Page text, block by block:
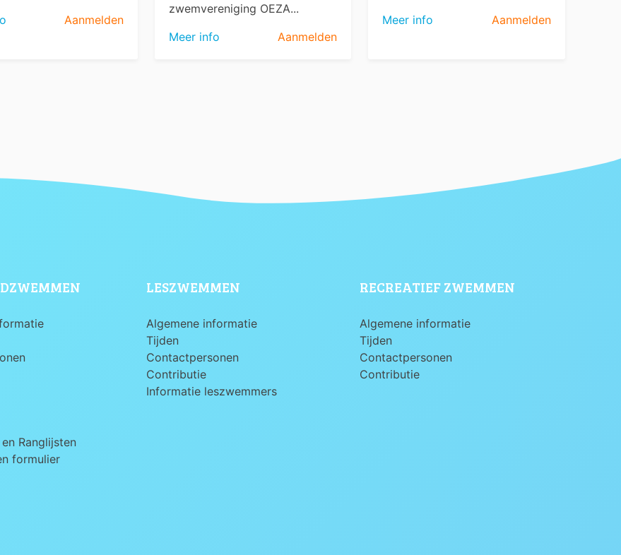
Aanmelden
zwemvereniging OEZA...
Meer info
Aanmelden
Meer info
Aanmelden
Ranglijsten
formulier
LESZWEMMEN
Algemene informatie
Tijden
Contactpersonen
Contributie
Informatie leszwemmers
RECREATIEF ZWEMMEN
Algemene informatie
Tijden
Contactpersonen
Contributie